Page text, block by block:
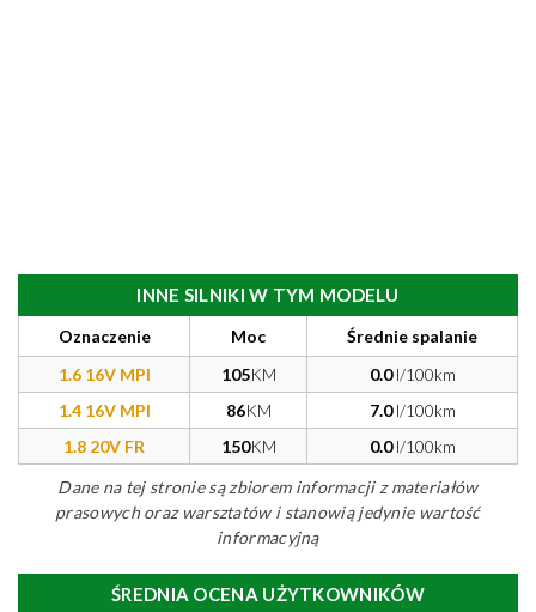
INNE SILNIKI W TYM MODELU
Oznaczenie Moc
Średnie spalanie
1.6 16V MPI
105KM 0.0l/100km
1.4 16V MPI
86KM 7.0l/100km
1.8 20V FR
150KM 0.0l/100km
Dane na tej stronie są zbiorem informacji z materiałów
prasowych oraz warsztatów i stanowią jedynie wartość
informacyjną
ŚREDNIA OCENA UŻYTKOWNIKÓW